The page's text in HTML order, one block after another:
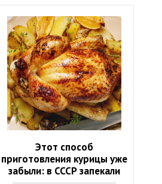
Этот способ
приготовления курицы уже
забыли: в СССР запекали